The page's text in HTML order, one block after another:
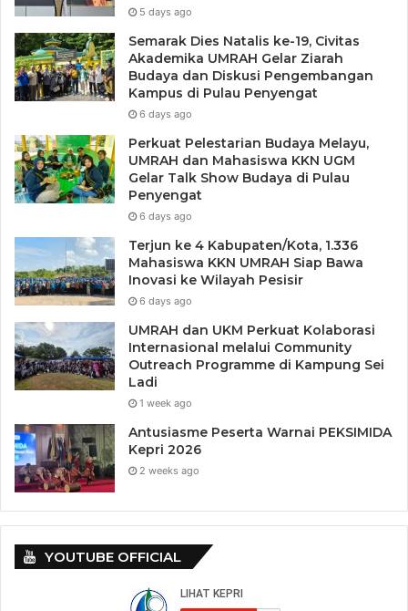
5 days ago
Semarak Dies Natalis ke-19, Civitas
Akademika UMRAH Gelar Ziarah
Budaya dan Diskusi Pengembangan
Kampus di Pulau Penyengat
6 days ago
Perkuat Pelestarian Budaya Melayu,
UMRAH dan Mahasiswa KKN UGM
Gelar Talk Show Budaya di Pulau
Penyengat
6 days ago
Terjun ke 4 Kabupaten/Kota, 1.336
Mahasiswa KKN UMRAH Siap Bawa
Inovasi ke Wilayah Pesisir
6 days ago
UMRAH dan UKM Perkuat Kolaborasi
Internasional melalui Community
Outreach Programme di Kampung Sei
Ladi
1 week ago
Antusiasme Peserta Warnai PEKSIMIDA
Kepri 2026
2 weeks ago
YOUTUBE OFFICIAL